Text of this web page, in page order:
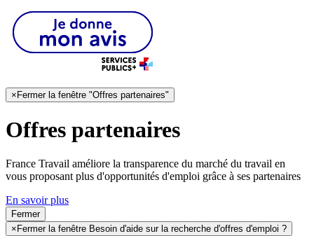
×Fermer la fenêtre "Offres partenaires"
Offres partenaires
France Travail améliore la transparence du marché du travail en
vous proposant plus d'opportunités d'emploi grâce à ses partenaires
En savoir plus
Fermer
× Fermer la fenêtre Besoin d'aide sur la recherche d'offres d'emploi ?